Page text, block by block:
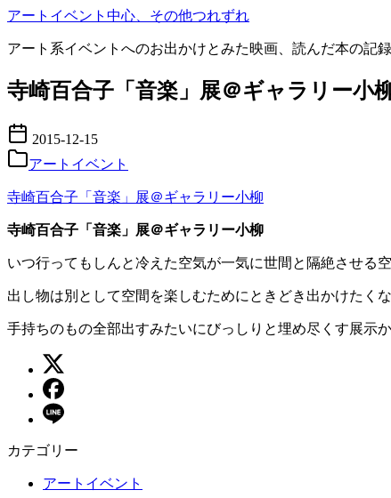
コ
テ
ツ
移
動
アートイベント中心、その他つれずれ
アート系イベントへのお出かけとみた映画、読んだ本の記録
寺崎百合子「音楽」展＠ギャラリー小
2015-12-15
アートイベント
寺崎百合子「音楽」展＠ギャラリー小柳
寺崎百合子「音楽」展＠ギャラリー小柳
いつ行ってもしんと冷えた空気が一気に世間と隔絶させる空
出し物は別として空間を楽しむためにときどき出かけたく
手持ちのもの全部出すみたいにびっしりと埋め尽くす展示
カテゴリー
アートイベント